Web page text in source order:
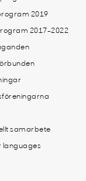
2019
2017-2022
samarbete
languages